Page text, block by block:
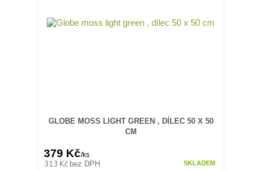
GLOBE MOSS LIGHT GREEN , DÍLEC 50 X 50
CM
379 Kč/ks
313 Kč bez DPH SKLADEM